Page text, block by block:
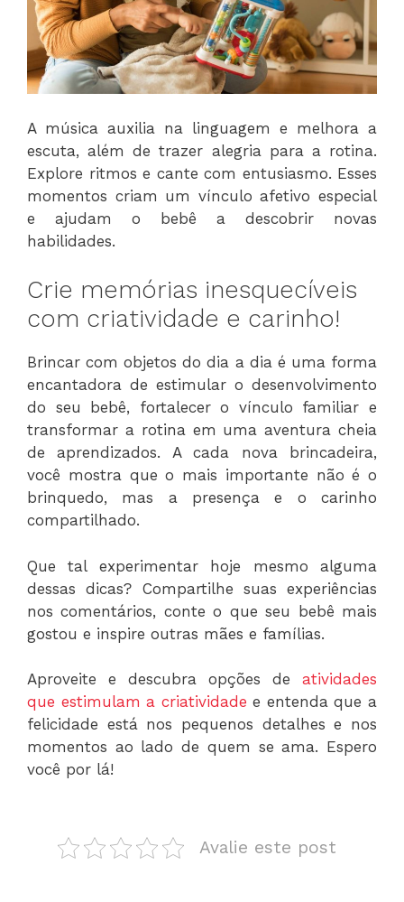
A música auxilia na linguagem e melhora a
escuta, além de trazer alegria para a rotina.
Explore ritmos e cante com entusiasmo. Esses
momentos criam um vínculo afetivo especial
e ajudam o bebê a descobrir novas
habilidades.
Crie memórias inesquecíveis
com criatividade e carinho!
Brincar com objetos do dia a dia é uma forma
encantadora de estimular o desenvolvimento
do seu bebê, fortalecer o vínculo familiar e
transformar a rotina em uma aventura cheia
de aprendizados. A cada nova brincadeira,
você mostra que o mais importante não é o
brinquedo, mas a presença e o carinho
compartilhado.
Que tal experimentar hoje mesmo alguma
dessas dicas? Compartilhe suas experiências
nos comentários, conte o que seu bebê mais
gostou e inspire outras mães e famílias.
Aproveite e descubra opções de atividades
que estimulam a criatividade e entenda que a
felicidade está nos pequenos detalhes e nos
momentos ao lado de quem se ama. Espero
você por lá!
Avalie este post